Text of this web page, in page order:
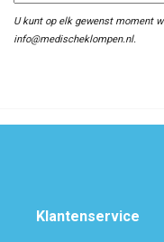
U kunt op elk gewenst moment
info@medischeklompen.nl.
Klantenservice